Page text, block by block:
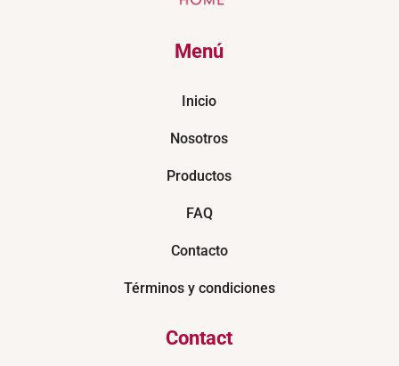
Menú
Inicio
Nosotros
Productos
FAQ
Contacto
Términos y condiciones
Contact